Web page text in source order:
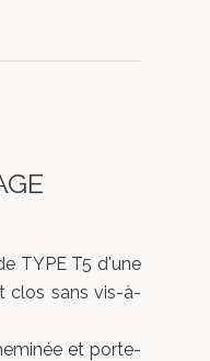
TYPE T5 d'une
clos sans vis-à-
et porte-